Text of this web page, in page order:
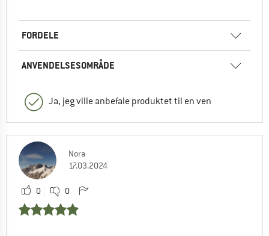
FORDELE
ANVENDELSESOMRÅDE
Ja, jeg ville anbefale produktet til en ven
Nora
17.03.2024
0 0